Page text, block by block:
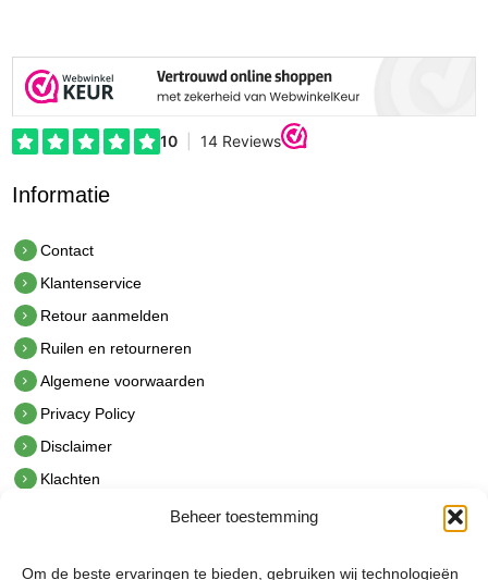
Beheer toestemming
Om de beste ervaringen te bieden, gebruiken wij technologieën
Informatie
Contact
Klantenservice
Retour aanmelden
Ruilen en retourneren
Algemene voorwaarden
Privacy Policy
Disclaimer
Klachten
hetindustriehuis B.V.